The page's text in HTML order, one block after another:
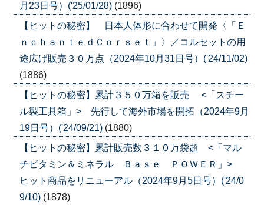
月23日号）('25/01/28) (1896)
【ヒットの秘密】 日本人体形に合わせて開発〈「Ｅ
ｎｃｈａｎｔｅｄＣｏｒｓｅｔ」〉／コルセットの用
途広げ販売３０万点（2024年10月31日号）('24/11/02)
(1886)
【ヒットの秘密】累計３５０万箱を販売 <「スチー
ル製工具箱」> 先行して海外市場を開拓（2024年9月
19日号）('24/09/21) (1880)
【ヒットの秘密】累計販売数３１０万袋超 <「マル
チビタミン＆ミネラル Ｂａｓｅ ＰＯＷＥＲ」>
ヒット商品をリニューアル（2024年9月5日号）('24/0
9/10) (1878)